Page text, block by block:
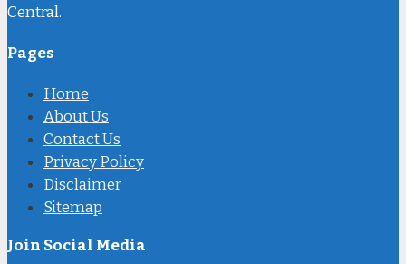
Central.
Pages
Home
About Us
Contact Us
Privacy Policy
Disclaimer
Sitemap
Join Social Media